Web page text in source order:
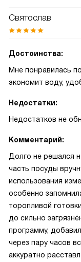
Святослав
Достоинства:
Мне понравилась
экономит воду,
Недостатки:
Недостатков не
Комментарий:
Долго не решался
часть посуды
использования
особенно
торопливой
до сильно
программу,
через пару часов
аккуратно